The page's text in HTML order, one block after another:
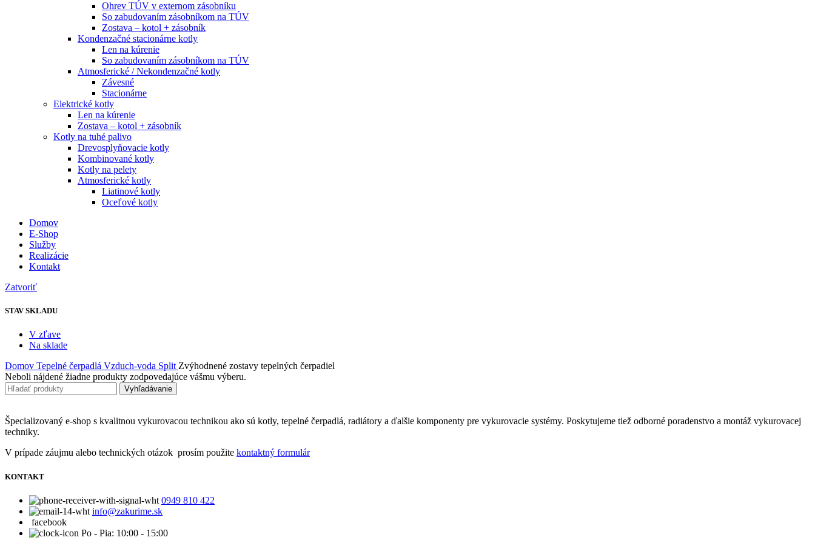
Ohrev TÚV v externom zásobníku
So zabudovaním zásobníkom na TÚV
Zostava – kotol + zásobník
Kondenzačné stacionárne kotly
Len na kúrenie
So zabudovaním zásobníkom na TÚV
Atmosferické / Nekondenzačné kotly
Závesné
Stacionárne
Elektrické kotly
Len na kúrenie
Zostava – kotol + zásobník
Kotly na tuhé palivo
Drevosplyňovacie kotly
Kombinované kotly
Kotly na pelety
Atmosferické kotly
Liatinové kotly
Oceľové kotly
Domov
E-Shop
Služby
Realizácie
Kontakt
Zatvoriť
STAV SKLADU
V zľave
Na sklade
Domov Tepelné čerpadlá Vzduch-voda Split Zvýhodnené zostavy tepelných čerpadiel
Neboli nájdené žiadne produkty zodpovedajúce vášmu výberu.
Vyhľadávanie
Špecializovaný e-shop s kvalitnou vykurovacou technikou ako sú kotly, tepelné čerpadlá, radiátory a ďalšie komponenty pre vykurovacie systémy. Poskytujeme tiež odborné poradenstvo a montáž vykurovacej
techniky.
V prípade záujmu alebo technických otázok prosím použite kontaktný formulár
KONTAKT
0949 810 422
info@zakurime.sk
facebook
Po - Pia: 10:00 - 15:00